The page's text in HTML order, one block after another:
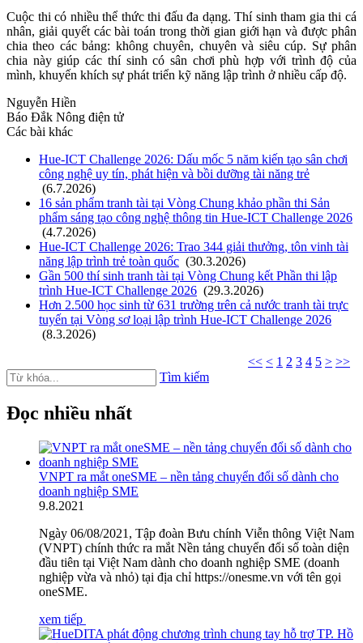
Cuộc thi có nhiều thể thức thi đấu đa dạng. Thí sinh tham gia thi cá
nhân, giải quyết các bài toán trong thời gian giới hạn và được phân
chia theo các bảng: không chuyên, chuyên và siêu cúp. Sự phân
chia này giúp các thí sinh có sân chơi phù hợp với trình độ của
mình, khuyến khích sự phát triển kỹ năng lập trình ở nhiều cấp độ.
Nguyễn Hiền
Báo Đắk Nông điện tử
Các bài khác
Hue-ICT Challenge 2026: Dấu mốc 5 năm kiến tạo sân chơi
công nghệ uy tín, phát hiện và bồi dưỡng tài năng trẻ
(6.7.2026)
16 sản phẩm tranh tài tại Vòng Chung khảo phần thi Sản
phẩm sáng tạo công nghệ thông tin Hue-ICT Challenge 2026
(4.7.2026)
Hue-ICT Challenge 2026: Trao 344 giải thưởng, tôn vinh tài
năng lập trình trẻ toàn quốc (30.3.2026)
Gần 500 thí sinh tranh tài tại Vòng Chung kết Phần thi lập
trình Hue-ICT Challenge 2026 (29.3.2026)
Hơn 2.500 học sinh từ 631 trường trên cả nước tranh tài trực
tuyến tại Vòng sơ loại lập trình Hue-ICT Challenge 2026
(8.3.2026)
<< < 1 2 3 4 5 > >>
Tìm kiếm
Đọc nhiều nhất
VNPT ra mắt oneSME – nền tảng chuyển đổi số dành cho
doanh nghiệp SME
9.8.2021
Ngày 06/08/2021, Tập đoàn Bưu chính Viễn thông Việt Nam
(VNPT) chính thức ra mắt Nền tảng chuyển đổi số toàn diện
đầu tiên tại Việt Nam dành cho doanh nghiệp SME (doanh
nghiệp vừa và nhỏ) tại địa chỉ https://onesme.vn với tên gọi
oneSME.
xem tiếp